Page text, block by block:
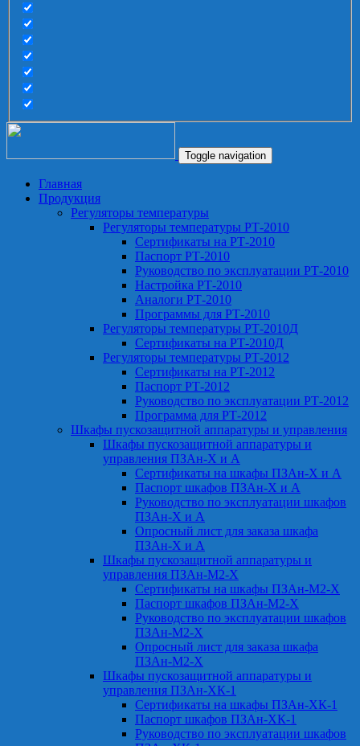
Toggle navigation
Главная
Продукция
Регуляторы температуры
Регуляторы температуры РТ-2010
Сертификаты на РТ-2010
Паспорт РТ-2010
Руководство по эксплуатации РТ-2010
Настройка РТ-2010
Аналоги РТ-2010
Программы для РТ-2010
Регуляторы температуры РТ-2010Д
Сертификаты на РТ-2010Д
Регуляторы температуры РТ-2012
Сертификаты на РТ-2012
Паспорт РТ-2012
Руководство по эксплуатации РТ-2012
Программа для РТ-2012
Шкафы пускозащитной аппаратуры и управления
Шкафы пускозащитной аппаратуры и
управления ПЗАн-Х и А
Сертификаты на шкафы ПЗАн-Х и А
Паспорт шкафов ПЗАн-Х и А
Руководство по эксплуатации шкафов
ПЗАн-Х и А
Опросный лист для заказа шкафа
ПЗАн-Х и А
Шкафы пускозащитной аппаратуры и
управления ПЗАн-М2-Х
Сертификаты на шкафы ПЗАн-М2-Х
Паспорт шкафов ПЗАн-М2-Х
Руководство по эксплуатации шкафов
ПЗАн-М2-Х
Опросный лист для заказа шкафа
ПЗАн-М2-Х
Шкафы пускозащитной аппаратуры и
управления ПЗАн-ХК-1
Сертификаты на шкафы ПЗАн-ХК-1
Паспорт шкафов ПЗАн-ХК-1
Руководство по эксплуатации шкафов